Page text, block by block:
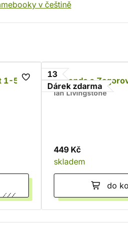
v češtině
1-5 v
13
Dárek zdarma
Legenda o
Ian Livingstone
449 Kč
skladem
do